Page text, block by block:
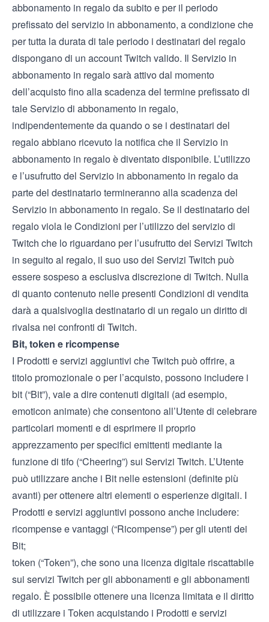
abbonamento in regalo da subito e per il periodo
prefissato del servizio in abbonamento, a condizione che
per tutta la durata di tale periodo i destinatari del regalo
dispongano di un account Twitch valido. Il Servizio in
abbonamento in regalo sarà attivo dal momento
dell’acquisto fino alla scadenza del termine prefissato di
tale Servizio di abbonamento in regalo,
indipendentemente da quando o se i destinatari del
regalo abbiano ricevuto la notifica che il Servizio in
abbonamento in regalo è diventato disponibile. L’utilizzo
e l’usufrutto del Servizio in abbonamento in regalo da
parte del destinatario termineranno alla scadenza del
Servizio in abbonamento in regalo. Se il destinatario del
regalo viola leCondizioni per l’utilizzo del serviziodi
Twitch che lo riguardano per l’usufrutto dei Servizi Twitch
in seguito al regalo, il suo uso dei Servizi Twitch può
essere sospeso a esclusiva discrezione di Twitch. Nulla
di quanto contenuto nelle presenti Condizioni di vendita
darà a qualsivoglia destinatario di un regalo un diritto di
rivalsa nei confronti di Twitch.
Bit, token e ricompense
I Prodotti e servizi aggiuntivi che Twitch può offrire, a
titolo promozionale o per l’acquisto, possono includere i
bit (“Bit”), vale a dire contenuti digitali (ad esempio,
emoticon animate) che consentono all’Utente di celebrare
particolari momenti e di esprimere il proprio
apprezzamento per specifici emittenti mediante la
funzione di tifo (“Cheering”) sui Servizi Twitch. L’Utente
può utilizzare anche i Bit nelle estensioni (definite più
avanti) per ottenere altri elementi o esperienze digitali. I
Prodotti e servizi aggiuntivi possono anche includere:
ricompense e vantaggi (“Ricompense”) per gli utenti dei
Bit;
token (“Token”), che sono una licenza digitale riscattabile
sui servizi Twitch per gli abbonamenti e gli abbonamenti
regalo. È possibile ottenere una licenza limitata e il diritto
di utilizzare i Token acquistando i Prodotti e servizi